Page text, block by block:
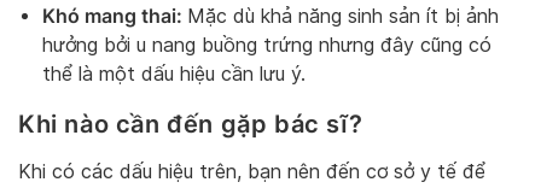
Khó mang thai: Mặc dù khả năng sinh sản ít bị ảnh
hưởng bởi u nang buồng trứng nhưng đây cũng có
thể là một dấu hiệu cần lưu ý.
Khi nào cần đến gặp bác sĩ?
Khi có các dấu hiệu trên, bạn nên đến cơ sở y tế để